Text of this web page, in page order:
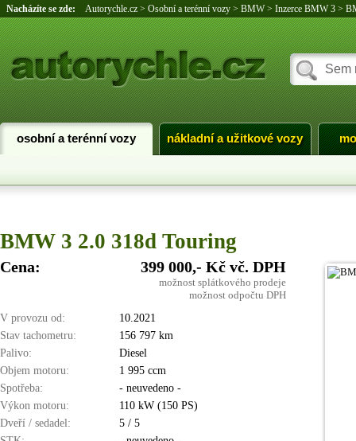
Nacházíte se zde: Autorychle.cz > Osobní a terénní vozy > BMW> Inzerce BMW 3 >
osobní a terénní vozy nákladní a užitkové vozy
BMW 3 2.0 318d Touring
Cena: 399 000,- Kč vč. DPH
možnost splátkového prodeje
možnost odpočtu DPH
V provozu od:
10.2021
Stav tachometru:
156 797 km
Palivo:
Diesel
Objem motoru:
1 995 ccm
Spotřeba:
- neuvedeno -
Výkon motoru:
110 kW (150 PS)
Dveří / sedadel:
5 / 5